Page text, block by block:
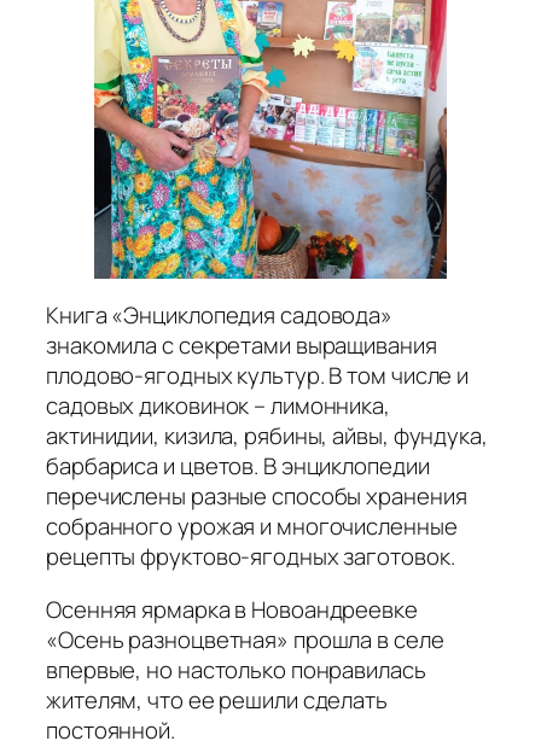
Книга «Энциклопедия садовода»
знакомила с секретами выращивания
плодово-ягодных культур. В том числе и
садовых диковинок – лимонника,
актинидии, кизила, рябины, айвы, фундука,
барбариса и цветов. В энциклопедии
перечислены разные способы хранения
собранного урожая и многочисленные
рецепты фруктово-ягодных заготовок.
Осенняя ярмарка в Новоандреевке
«Осень разноцветная» прошла в селе
впервые, но настолько понравилась
жителям, что ее решили сделать
постоянной.